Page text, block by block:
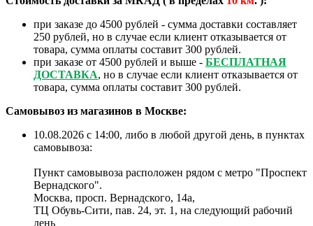
при заказе до 4500 рублей - сумма доставки составляет
250 рублей, но в случае если клиент отказывается от
товара, сумма оплаты составит 300 рублей.
при заказе от 4500 рублей и выше - БЕСПЛАТНАЯ
ДОСТАВКА, но в случае если клиент отказывается от
товара, сумма оплаты составит 300 рублей.
Самовывоз из магазинов в Москве:
10.08.2026 с 14:00, либо в любой другой день, в пунктах
самовывоза:
Пункт самовывоза расположен рядом с метро "Проспект
Вернадского".
Москва, просп. Вернадского, 14а,
ТЦ Обувь-Сити, пав. 24, эт. 1, на следующий рабочий
день